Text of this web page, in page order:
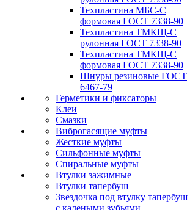
Техпластина МБС-С
формовая ГОСТ 7338-90
Техпластина ТМКЩ-С
рулонная ГОСТ 7338-90
Техпластина ТМКЩ-С
формовая ГОСТ 7338-90
Шнуры резиновые ГОСТ
6467-79
Герметики и фиксаторы
Клеи
Смазки
Виброгасящие муфты
Жесткие муфты
Сильфонные муфты
Спиральные муфты
Втулки зажимные
Втулки тапербуш
Звездочка под втулку тапербуш
c калеными зубьями